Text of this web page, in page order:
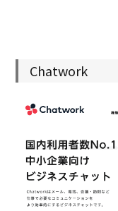
Chatwork